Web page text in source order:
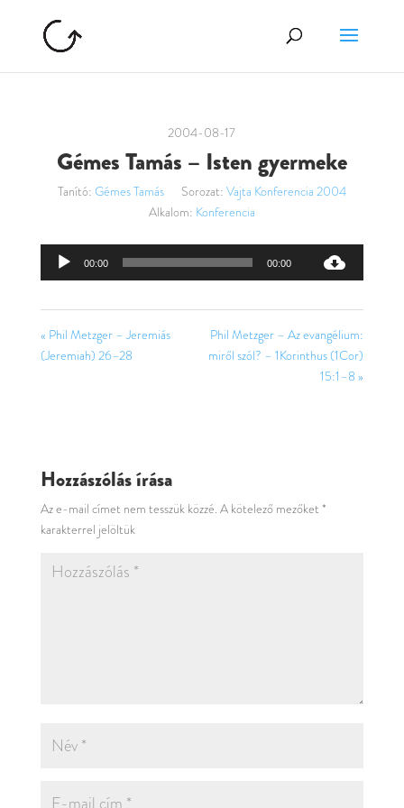
2004-08-17
Gémes Tamás – Isten gyermeke
Tanító: Gémes Tamás Sorozat: Vajta Konferencia 2004
Alkalom: Konferencia
Audió
00:00 00:00
« Phil Metzger – Jeremiás
(Jeremiah) 26–28
Phil Metzger – Az evangélium:
miről szól? – 1Korinthus (1Cor)
15:1–8 »
Hozzászólás írása
Az e-mail címet nem tesszük közzé. A kötelező mezőket *
karakterrel jelöltük